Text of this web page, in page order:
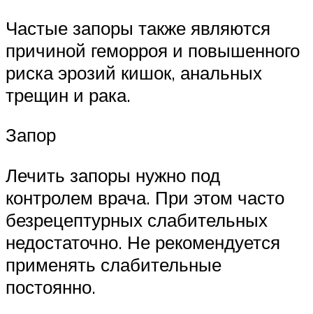
Частые запоры также являются
причиной геморроя и повышенного
риска эрозий кишок, анальных
трещин и рака.
Запор
Лечить запоры нужно под
контролем врача. При этом часто
безрецептурных слабительных
недостаточно. Не рекомендуется
применять слабительные
постоянно.